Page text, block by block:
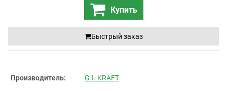
Купить
Быстрый заказ
Производитель: G.I. KRAFT